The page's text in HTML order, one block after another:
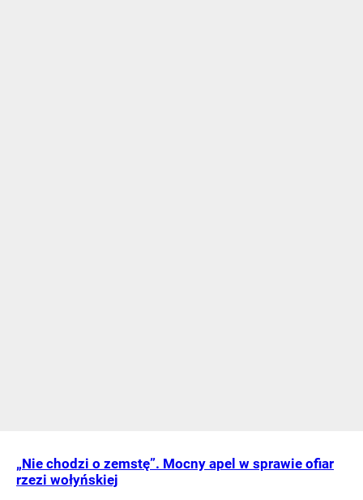
„Nie chodzi o zemstę”. Mocny apel w sprawie ofiar
rzezi wołyńskiej